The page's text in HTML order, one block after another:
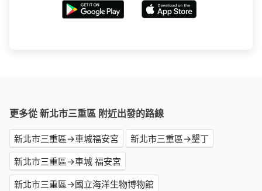
更多從 新北市三重區 附近出發的路線
新北市三重區→車城福安宮
新北市三重區→墾丁
新北市三重區→車城 福安宮
新北市三重區→國立海洋生物博物館